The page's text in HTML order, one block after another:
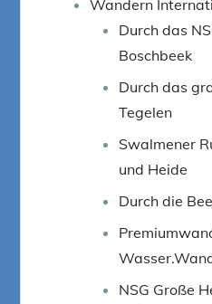
Wandern
Durch das
Boschbeek
Durch das
Tegelen
Swalmener
und Heide
Durch die
NSG Große